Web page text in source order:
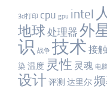
3d打印 cpu gpu intel
地球 处理器 外
识 战争 技术 接触
染 温度 灵性 灵魂 电脑
设计评测 达里尔